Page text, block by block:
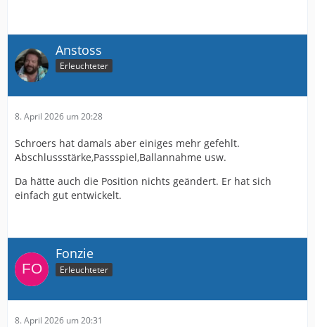
Anstoss
Erleuchteter
8. April 2026 um 20:28
Schroers hat damals aber einiges mehr gefehlt.
Abschlussstärke,Passspiel,Ballannahme usw.
Da hätte auch die Position nichts geändert. Er hat sich
einfach gut entwickelt.
Fonzie
Erleuchteter
8. April 2026 um 20:31